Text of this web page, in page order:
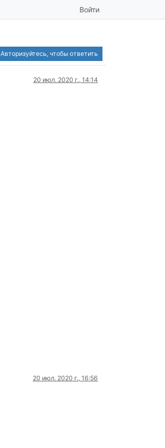
Войти
Авторизуйтесь, чтобы ответить
20 июл. 2020 г., 14:14
20 июл. 2020 г., 16:56